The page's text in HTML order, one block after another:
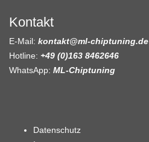
Kontakt
E-Mail: kontakt@ml-chiptuning.de
Hotline: +49 (0)163 8462646
WhatsApp: ML-Chiptuning
Datenschutz